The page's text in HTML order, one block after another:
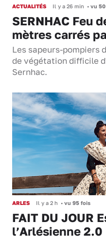
ACTUALITÉS Il y a 26 min • vu
SERNHAC Feu
mètres carrés
Les sapeurs-pompiers
de végétation difficile
Sernhac.
ARLES Il y a 2 h • vu 95 fois
FAIT DU JOUR
l’Arlésienne 2.0